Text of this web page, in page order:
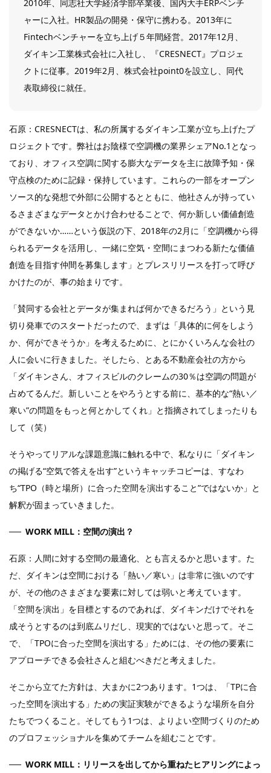
2010年、同志社大学経済学部卒業後、国内大手ERPベンチ
ャーに入社。HR製品の開発・保守に携わる。2013年に
Fintechベンチャーを立ち上げ５年間経営。2017年12月、
ダイキン工業株式会社に入社し、『CRESNECT』プロジェ
クトに従事。2019年2月、株式会社point0を設立し、同代
表取締役に就任。
石原：CRESNECTは、私の所属するダイキン工業が立ち上げたプ
ロジェクトです。弊社はお陰様で空調機の業界シェアNo.1となっ
ており、オフィス空調に関する膨大なデータを主に故障予知・保
守点検のために記録・保持しています。これらの一部をオープン
ソース的な発想で外部に公開するとともに、他社さんが持ってい
るさまざまなデータとかけ合わせることで、何か新しい価値創造
ができないか……という仮説の下、2018年の2月に「空調機から得
られるデータを活用し、一緒に空気・空間にまつわる新たな価値
創造を目指す仲間を募集します」とプレスリリースを打って呼び
かけたのが、事の始まりです。
「賛同する会社とデータが集まれば何かできるだろう」という見
切り発車でのスタートだったので、まずは「具体的に何をしよう
か、何ができそうか」を考えるために、とにかくいろんな会社の
人に会いに行きました。そしたら、とある不動産会社の方から
「ダイキンさん、オフィスビルのクレームの30％は空調の問題が
占めてるんだ。新しいことをやろうとする前に、基本的な“熱い／
寒い”の問題をもっと何とかしてくれ」と指摘されてしまったりも
して（笑）
そうやってリアルな課題意識に触れる中で、私なりに「ダイキン
の掲げる“空気で答えを出す”というキャッチコピーは、すなわ
ち“TPO（時と場所）に合った空間を演出すること”ではないか」と
解釈が固まっていきました。
WORK MILL：空間の演出？
石原：人間に対する空間の最適化、とも言えるかと思います。た
だ、ダイキンは空間における「熱い／寒い」は非常に強いのです
が、その他のさまざまな要素に対しては弱いと考えています。
「空間を演出」を目標とするのであれば、ダイキンだけでそれを
成そうとするのは到底ムリだし、現実的ではないと思って。そこ
で、「TPOに合った空間を演出する」ためには、その他の要素に
アプローチできる会社さんと組むべきだと考えました。
そこから立てた方針は、大まかに2つあります。1つは、「TPに合
った空間を演出する」ための実証実験ができるような場所を自分
たちでつくること。そしてもう1つは、よりよい空間づくりのため
のプロフェッショナルを集めてチームを組むことです。
WORK MILL：リリースを出してから重ねたヒアリングによっ